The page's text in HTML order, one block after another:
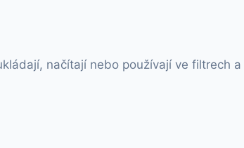
načítají nebo používají ve filtrech a